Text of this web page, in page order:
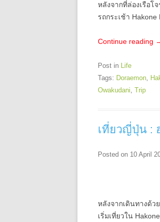
หลังจากที่ล่องเรือโ
รถกระเช้า
Continue reading
Post in Life
Tags: Doraemon,
Owakudani, Trip
เที่ยวญี่ปุ่น :
Posted on 10 April
หลังจากเดินทางด้ว
เริ่มเที่ยวใน